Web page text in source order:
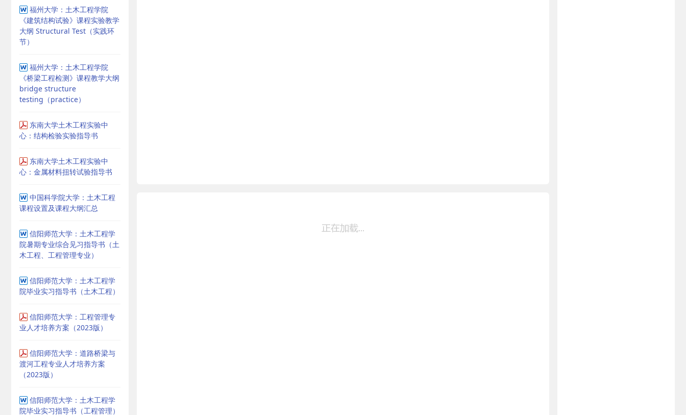
福州大学：土木工程学院
《建筑结构试验》课程实验教学
大纲 Structural Test（实践环
节）
福州大学：土木工程学院
《桥梁工程检测》课程教学大纲
bridge structure
testing（practice）
东南大学土木工程实验中
心：结构检验实验指导书
东南大学土木工程实验中
心：金属材料扭转试验指导书
中国科学院大学：土木工程
课程设置及课程大纲汇总
信阳师范大学：土木工程学
院暑期专业综合见习指导书（土
木工程、工程管理专业）
信阳师范大学：土木工程学
院毕业实习指导书（土木工程）
信阳师范大学：工程管理专
业人才培养方案（2023版）
信阳师范大学：道路桥梁与
渡河工程专业人才培养方案
（2023版）
信阳师范大学：土木工程学
院毕业实习指导书（工程管理）